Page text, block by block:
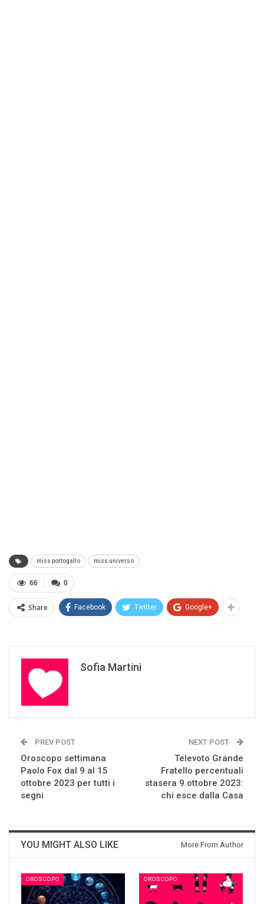
miss portogallo miss universo
0
66
Share Facebook Twitter Google+
Sofia Martini
PREV POST
Oroscopo settimana
Paolo Fox dal 9 al 15
ottobre 2023 per tutti i
segni
NEXT POST
Televoto Grande
Fratello percentuali
stasera 9 ottobre 2023:
chi esce dalla Casa
YOU MIGHT ALSO LIKE More From Author
OROSCOPO OROSCOPO